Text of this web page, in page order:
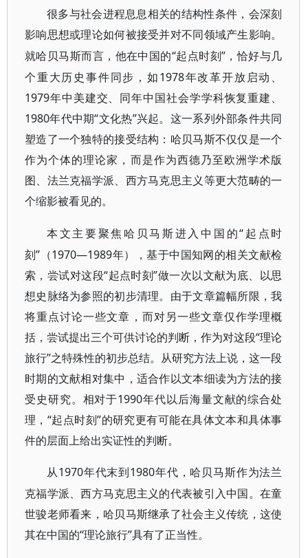
很多与社会进程息息相关的结构性条件，会深刻
影响思想或理论如何被接受并对不同领域产生影响。
就哈贝马斯而言，他在中国的“起点时刻”，恰好与几
个重大历史事件同步，如1978年改革开放启动、
1979年中美建交、同年中国社会学学科恢复重建、
1980年代中期“文化热”兴起。这一系列外部条件共同
塑造了一个独特的接受结构：哈贝马斯不仅仅是一个
作为个体的理论家，而是作为西德乃至欧洲学术版
图、
法兰克福学派 、西方马克思主义等更大范畴的一
个缩影被看见的。
本文主要聚焦哈贝马斯进入中国的“起点时
刻”（1970—1989年），基于中国知网的相关文献检
索，尝试对这段“起点时刻”做一次以文献为底、以思
想史脉络为参照的初步清理。由于文章篇幅所限，我
将重点讨论一些文章，而对另一些文章仅作学理概
括，尝试提出三个可供讨论的判断，作为对这段“理论
旅行”之特殊性的初步总结。从研究方法上说，这一段
时期的文献相对集中，适合作以文本细读为方法的接
受史研究。相对于1990年代以后海量文献的综合处
理，“起点时刻”的研究更有可能在具体文本和具体事
件的层面上给出实证性的判断。
从 1970年代末到1980年代，哈贝马斯作为法兰
克福学派、西方马克思主义的代表被引入中国。在童
世骏老师看来，哈贝马斯继承了社会主义传统，这使
其在中国的“理论旅行”具有了正当性。